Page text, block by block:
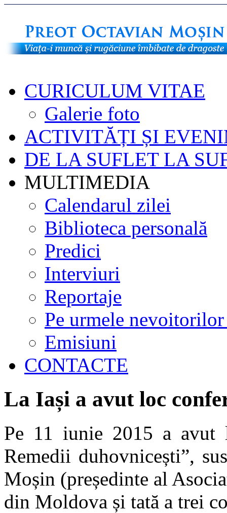
CURICULUM VITAE
Galerie foto
ACTIVITĂȚI ȘI
DE LA SUFLET LA
MULTIMEDIA
Calendarul zilei
Biblioteca personală
Predici
Interviuri
Reportaje
Pe urmele nevoitorilor
Emisiuni
CONTACTE
La Iași a avut loc
Pe 11 iunie 2015 a avut
Remedii duhovnicești”,
Moșin (președinte al
din Moldova și tată a trei